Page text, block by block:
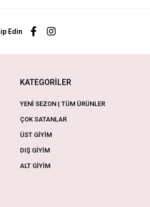
Edin
KATEGORİLER
YENİ SEZON | TÜM ÜRÜNLER
ÇOK SATANLAR
ÜST GİYİM
DIŞ GİYİM
ALT GİYİM